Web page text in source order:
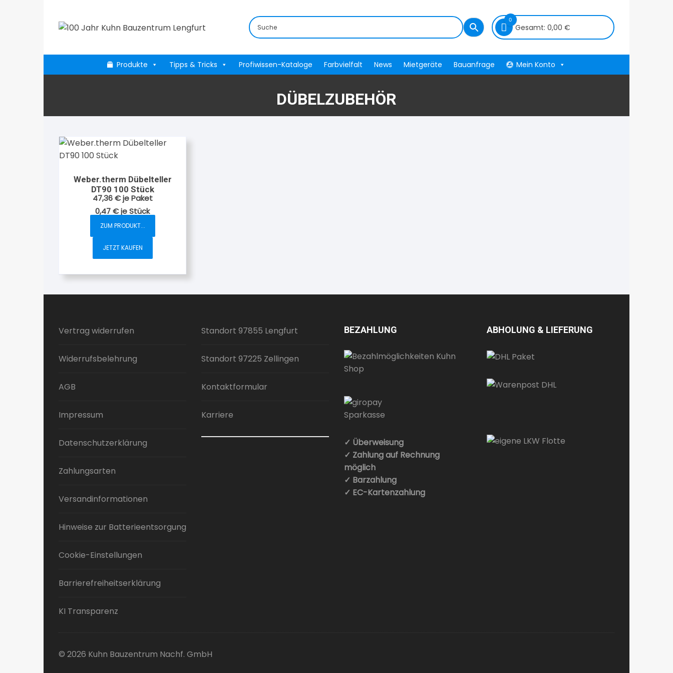
springen
0
Gesamt: 0,00 €
Produkte Tipps & Tricks Profiwissen-Kataloge Farbvielfalt News Mietgeräte Bauanfrage Mein Konto
DÜBELZUBEHÖR
Weber.therm Dübelteller
DT90 100 Stück
47,36€ je Paket
0,47€jeStück
ZUM PRODUKT...
JETZT KAUFEN
Vertrag widerrufen
Widerrufsbelehrung
AGB
Impressum
Datenschutzerklärung
Zahlungsarten
Versandinformationen
Hinweise zur Batterieentsorgung
Cookie-Einstellungen
Barrierefreiheitserklärung
KI Transparenz
Standort 97855 Lengfurt
Standort 97225 Zellingen
Kontaktformular
Karriere
BEZAHLUNG
✓ Überweisung
✓ Zahlung auf Rechnung
möglich
✓ Barzahlung
✓ EC-Kartenzahlung
ABHOLUNG & LIEFERUNG
© 2026 Kuhn Bauzentrum Nachf. GmbH